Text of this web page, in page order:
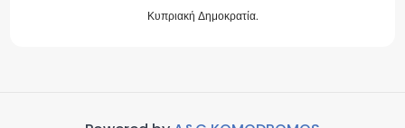
Κυπριακή Δημοκρατία.